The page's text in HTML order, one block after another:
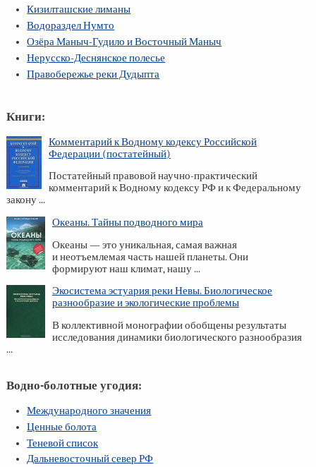
Кизилташские лиманы
Водораздел Нумто
Озёра Маныч-Гудило и Восточный Маныч
Нерусско-Деснянское полесье
Правобережье реки Дудыпта
Книги:
Комментарий к Водному кодексу Российской
Федерации (постатейный)
Постатейный правовой научно-практический
комментарий к Водному кодексу РФ и к Федеральному
закону ...
Океаны. Тайны подводного мира
Океаны — это уникальная, самая важная
и неотъемлемая часть нашей планеты. Они
формируют наш климат, нашу ...
Экосистема эстуария реки Невы. Биологическое
разнообразие и экологические проблемы
В коллективной монографии обобщены результаты
исследования динамики биологического разнообразия
...
Водно-болотные угодия:
Международного значения
Ценные болота
Теневой список
Дальневосточный север РФ